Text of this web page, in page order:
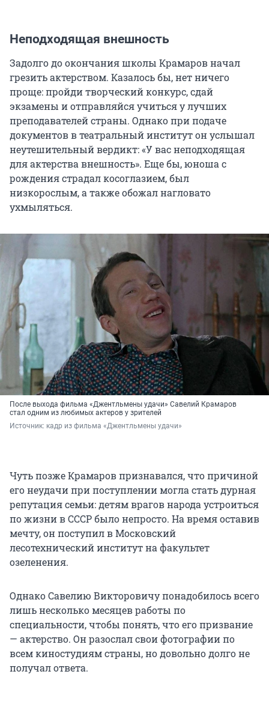
Неподходящая внешность
Задолго до окончания школы Крамаров начал
грезить актерством. Казалось бы, нет ничего
проще: пройди творческий конкурс, сдай
экзамены и отправляйся учиться у лучших
преподавателей страны. Однако при подаче
документов в театральный институт он услышал
неутешительный вердикт: «У вас неподходящая
для актерства внешность». Еще бы, юноша с
рождения страдал косоглазием, был
низкорослым, а также обожал нагловато
ухмыляться.
После выхода фильма «Джентльмены удачи» Савелий Крамаров
стал одним из любимых актеров у зрителей
Источник: кадр из фильма «Джентльмены удачи»
Чуть позже Крамаров признавался, что причиной
его неудачи при поступлении могла стать дурная
репутация семьи: детям врагов народа устроиться
по жизни в СССР было непросто. На время оставив
мечту, он поступил в Московский
лесотехнический институт на факультет
озеленения.
Однако Савелию Викторовичу понадобилось всего
лишь несколько месяцев работы по
специальности, чтобы понять, что его призвание
— актерство. Он разослал свои фотографии по
всем киностудиям страны, но довольно долго не
получал ответа.